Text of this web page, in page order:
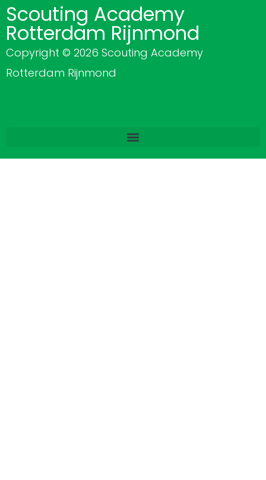
Scouting Academy
Rotterdam Rijnmond
Copyright © 2026 Scouting Academy
Rotterdam Rijnmond